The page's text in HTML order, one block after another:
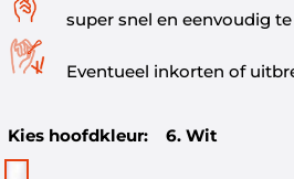
super snel en eenvoudig
Eventueel inkorten of
Kies hoofdkleur: 6. Wit